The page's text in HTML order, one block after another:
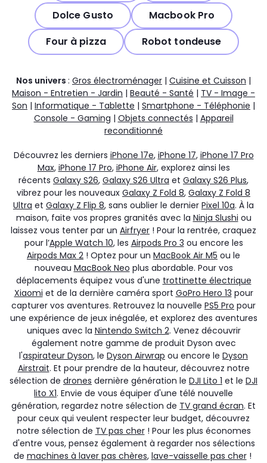
Dolce Gusto
Macbook Pro
Four à pizza
Robot tondeuse
Nos univers : Gros électroménager | Cuisine et Cuisson |
Maison - Entretien - Jardin | Beauté - Santé | TV - Image -
Son | Informatique - Tablette | Smartphone - Téléphonie |
Console - Gaming | Objets connectés | Appareil
reconditionné
Découvrez les derniers iPhone 17e, iPhone 17, iPhone 17 Pro
Max, iPhone 17 Pro, iPhone Air, explorez ainsi les
récents Galaxy S26, Galaxy S26 Ultra et Galaxy S26 Plus,
vibrez pour les nouveaux Galaxy Z Fold 8, Galaxy Z Fold 8
Ultra et Galaxy Z Flip 8, sans oublier le dernier Pixel 10a. À la
maison, faite vos propres granités avec la Ninja Slushi ou
laissez vous tenter par un Airfryer ! Pour la rentrée, craquez
pour l’Apple Watch 10, les Airpods Pro 3 ou encore les
Airpods Max 2 ! Optez pour un MacBook Air M5 ou le
nouveau MacBook Neo plus abordable. Pour vos
déplacements équipez vous d'une trottinette électrique
Xiaomi et de la dernière caméra sport GoPro Hero 13 pour
capturer vos aventures. Retrouvez la nouvelle PS5 Pro pour
une expérience de jeux inégalée, et explorez des aventures
uniques avec la Nintendo Switch 2. Venez découvrir
également notre gamme de produit Dyson avec
l'aspirateur Dyson, le Dyson Airwrap ou encore le Dyson
Airstrait. Et pour prendre de la hauteur, découvrez notre
sélection de drones dernière génération le DJI Lito 1 et le DJI
lito X1. Envie de vous équiper d'une télé nouvelle
génération, regardez notre sélection de TV grand écran. Et
pour ceux qui veulent respecter leur budget, découvrez
notre sélection de TV pas cher! Pour les plus économes
d'entre vous, pensez également à regarder nos sélections
de machines à laver pas chères, lave-vaisselle pas cher!